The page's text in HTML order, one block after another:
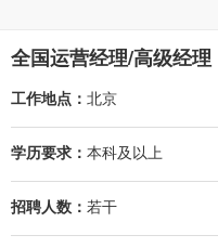
全国运营经理/高级经理
工作地点： 北京
学历要求： 本科及以上
招聘人数： 若干